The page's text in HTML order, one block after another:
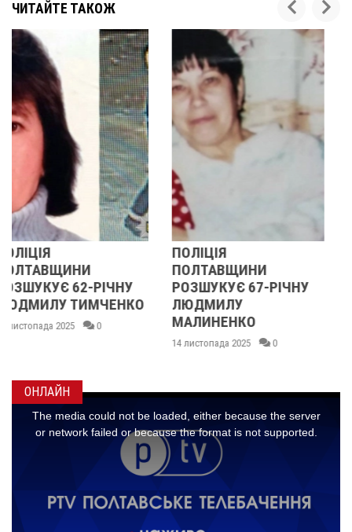
ЧИТАЙТЕ ТАКОЖ
ПОЛІЦІЯ
ПОЛТАВЩИНИ
РОЗШУКУЄ 67-РІЧНУ
ЛЮДМИЛУ
МАЛИНЕНКО
У ПОЛТАВСЬКІЙ
ОБЛАСТІ
РОЗШУКУЮТЬ 62-
РІЧНУ ЗОЮ ГРАКОВУ
14 листопада 2025
ОНЛАЙН